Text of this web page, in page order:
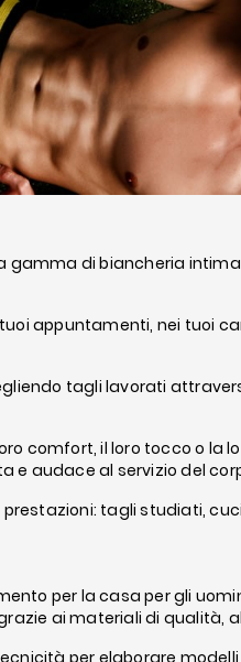
di biancheria
appuntamenti, nei tuoi
tagli lavorati
comfort, il loro tocco o la
audace al servizio del
tagli studiati,
per la casa per gli
ai materiali di qualità,